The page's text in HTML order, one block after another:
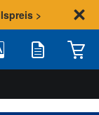
>
Merkliste